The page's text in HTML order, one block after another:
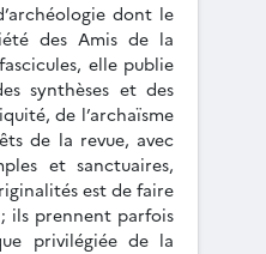
dont le
des Amis de la
elle publie
synthèses et des
de l’archaïsme
de la revue, avec
et sanctuaires,
est de faire
ils prennent parfois
privilégiée de la